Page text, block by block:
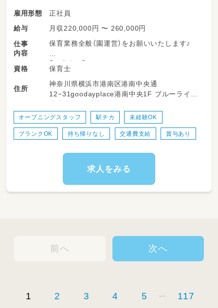
雇用形態
正社員
給与
月収220,000円 〜 260,000円
仕事
内容
保育業務全般（園運営）をお願いいたします♪
【保育方針】
・子ども一人ひとりの気持ちと欲求を受け止め、
月齢や発達に応じた保育を行います。
・ご家庭との連携を図り、保護者とともに保育を
・常に保育の質が向上するよう取り組みます。
資格 保育士
住所
神奈川県横浜市港南区港南中央通
12−31goodayplace港南中央1F ブルーライン
港南中央駅 徒歩2分
オープニングスタッフ 駅チカ 未経験OK
ブランクOK 持ち帰りなし 交通費支給 賞与あり
求人をみる
前へ
1 2 3 4 5 117
次へ